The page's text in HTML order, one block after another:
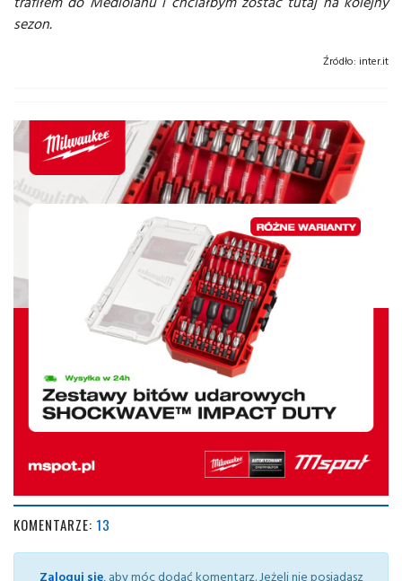
sezon.
Źródło: inter.it
KOMENTARZE: 13
Zaloguj się, aby móc dodać komentarz. Jeżeli nie posiadasz